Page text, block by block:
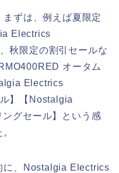
ずは、例えば夏限定
Electrics
秋限定の割引セールな
オータム
Electrics
】【Nostalgia
グセール】という感
に、Nostalgia Electrics